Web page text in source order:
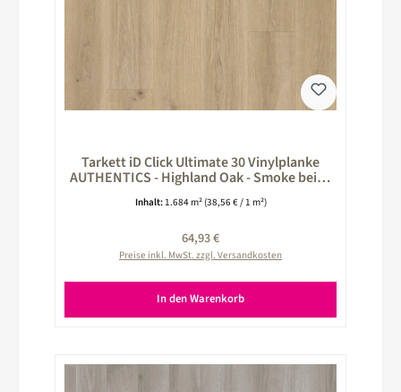
Tarkett iD Click Ultimate 30 Vinylplanke
AUTHENTICS - Highland Oak - Smoke beige
260026023
Inhalt: 1.684 m² (38,56 € / 1 m²)
Regulärer Preis:
64,93 €
Preise inkl. MwSt. zzgl. Versandkosten
In den Warenkorb